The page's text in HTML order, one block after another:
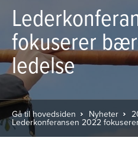
fokuserer
ledelse
Gå til hovedsiden Nyheter
Lederkonferansen 2022